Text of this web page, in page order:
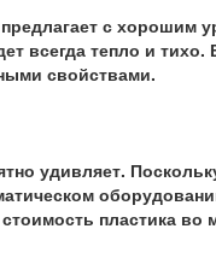
с хорошим
всегда тепло и
свойствами.
удивляет.
пластика